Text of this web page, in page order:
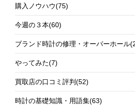
購入ノウハウ(75)
今週の３本(60)
ブランド時計の修理・オーバーホール
やってみた(7)
買取店の口コミ評判(52)
時計の基礎知識・用語集(63)